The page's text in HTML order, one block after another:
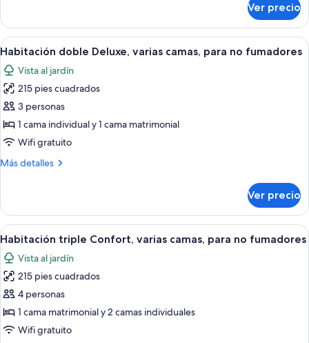
size,
para
no
fumadores
doble
clásica,
1
cama
Queen
size,
para
no
fumadores
Ver precio
Abrir
todas
las
fotos
de
Habitación
doble
varias
no
fumadores
Habitación de hotel con dos camas,
4
Habitación doble Deluxe, varias camas, para no fumadores
Vista al jardín
215 pies cuadrados
3 personas
1 cama individual y 1 cama matrimonial
Wifi gratuito
Más detalles
Más
doble
Deluxe,
varias
camas,
para
no
fumadores
Ver precio
Abrir
todas
las
fotos
de
Habitación
triple
Una habitación de hotel con dos
4
Habitación triple Confort, varias camas, para no fumadores
Vista al jardín
215 pies cuadrados
4 personas
1 cama matrimonial y 2 camas individuales
Wifi gratuito